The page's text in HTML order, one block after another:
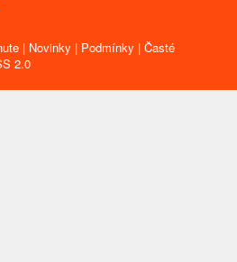
| Novinky | Podmínky | Časté
2.0